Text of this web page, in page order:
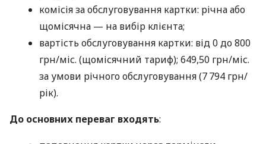
комісія за обслуговування картки: річна або
щомісячна — на вибір клієнта;
вартість обслуговування картки: від 0 до 800
грн/міс. (щомісячний тариф); 649,50 грн/міс.
за умови річного обслуговування (7 794 грн/
рік).
До основних переваг входять: